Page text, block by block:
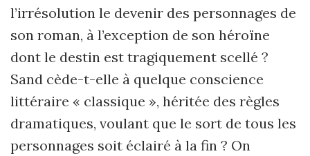
l’irrésolution le devenir des personnages de
son roman, à l’exception de son héroïne
dont le destin est tragiquement scellé ?
Sand cède-t-elle à quelque conscience
littéraire « classique », héritée des règles
dramatiques, voulant que le sort de tous les
personnages soit éclairé à la fin ? On